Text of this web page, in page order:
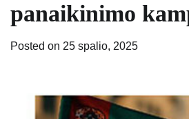
panaikinimo
Posted on 25 spalio, 2025